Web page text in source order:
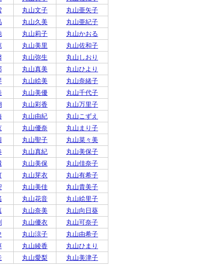
丸山文子
丸山亜矢子
丸山久美
丸山亜紀子
丸山莉子
丸山かおる
丸山美里
丸山佐和子
丸山弥生
丸山しおり
丸山真美
丸山ひより
丸山絵美
丸山奈緒子
丸山美優
丸山千代子
丸山彩香
丸山万里子
丸山由紀
丸山こずえ
丸山優奈
丸山まり子
丸山聖子
丸山菜々美
丸山真紀
丸山美保子
丸山美保
丸山佳奈子
丸山芽衣
丸山有希子
丸山美佳
丸山貴美子
丸山花音
丸山絵里子
丸山奈美
丸山向日葵
丸山優衣
丸山可奈子
丸山涼子
丸山由希子
丸山綾香
丸山ひまり
丸山愛梨 丸山美津子